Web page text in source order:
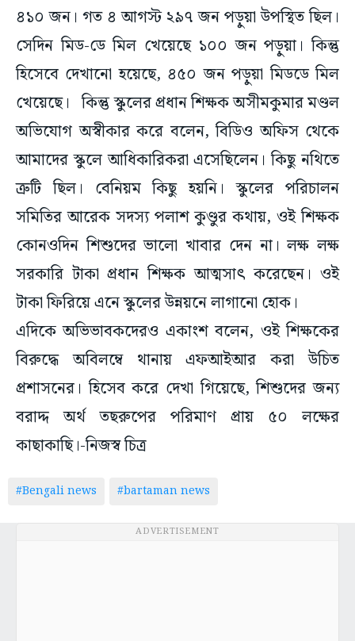
৪১০ জন। গত ৪ আগস্ট ২৯৭ জন পড়ুয়া উপস্থিত ছিল।
সেদিন মিড-ডে মিল খেয়েছে ১০০ জন পড়ুয়া। কিন্তু
হিসেবে দেখানো হয়েছে, ৪৫০ জন পড়ুয়া মিডডে মিল
খেয়েছে। কিন্তু স্কুলের প্রধান শিক্ষক অসীমকুমার মণ্ডল
অভিযোগ অস্বীকার করে বলেন, বিডিও অফিস থেকে
আমাদের স্কুলে আধিকারিকরা এসেছিলেন। কিছু নথিতে
ত্রুটি ছিল। বেনিয়ম কিছু হয়নি। স্কুলের পরিচালন
সমিতির আরেক সদস্য পলাশ কুণ্ডুর কথায়, ওই শিক্ষক
কোনওদিন শিশুদের ভালো খাবার দেন না। লক্ষ লক্ষ
সরকারি টাকা প্রধান শিক্ষক আত্মসাৎ করেছেন। ওই
টাকা ফিরিয়ে এনে স্কুলের উন্নয়নে লাগানো হোক।
এদিকে অভিভাবকদেরও একাংশ বলেন, ওই শিক্ষকের
বিরুদ্ধে অবিলম্বে থানায় এফআইআর করা উচিত
প্রশাসনের। হিসেব করে দেখা গিয়েছে, শিশুদের জন্য
বরাদ্দ অর্থ তছরুপের পরিমাণ প্রায় ৫০ লক্ষের
কাছাকাছি।-নিজস্ব চিত্র
#Bengali news #bartaman news
ADVERTISEMENT